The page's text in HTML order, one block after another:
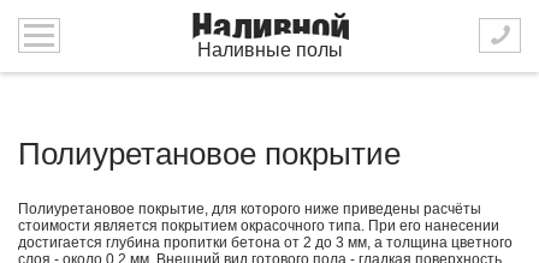
Наливные полы
Полиуретановое покрытие
Полиуретановое покрытие, для которого ниже приведены расчёты
стоимости является покрытием окрасочного типа. При его нанесении
достигается глубина пропитки бетона от 2 до 3 мм, а толщина цветного
слоя - около 0,2 мм. Внешний вид готового пола - гладкая поверхность